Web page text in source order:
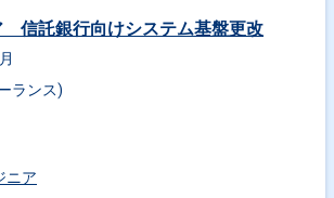
信託銀行向けシステム基盤更改
ランス)
ニア
キルから探す
す
ンジニア
ア